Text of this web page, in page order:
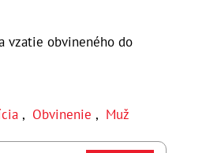
vzatie obvineného do
, Obvinenie , Muž